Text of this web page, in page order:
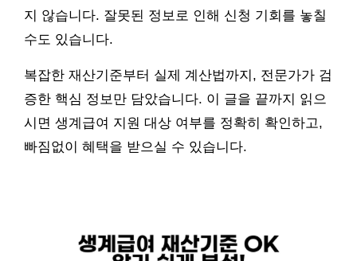
지 않습니다. 잘못된 정보로 인해 신청 기회를 놓칠
수도 있습니다.
복잡한 재산기준부터 실제 계산법까지, 전문가가 검
증한 핵심 정보만 담았습니다. 이 글을 끝까지 읽으
시면 생계급여 지원 대상 여부를 정확히 확인하고,
빠짐없이 혜택을 받으실 수 있습니다.